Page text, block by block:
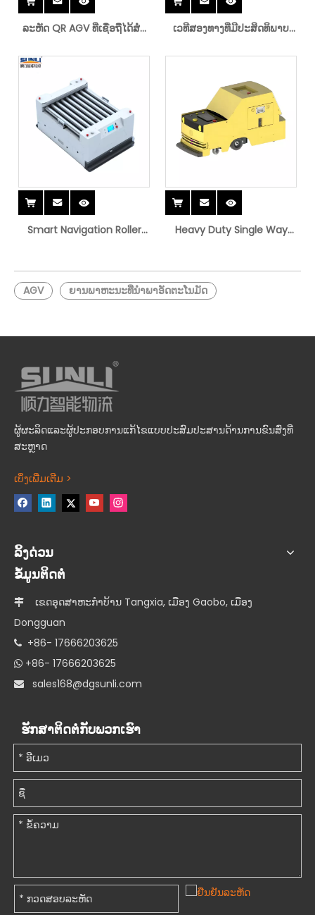
ລະຫັດ QR AGV ທີ່ເຊື່ອຖືໄດ້ສໍາ
ເວທີສອງທາງທີ່ມີປະສິດທິພາບ
Smart Navigation Roller
Heavy Duty Single Way
AGV ຍານພາຫະນະທີ່ນໍາພາອັດຕະໂນມັດ
ຜູ້ຜະລິດແລະຜູ້ປະກອບການແກ້ໄຂແບບປະສົມປະສານດ້ານການຂົນສົ່ງທີ່
ສະຫຼາດ
ເບິ່ງເພີ່ມເຕີມ >
ລິ້ງດ່ວນ
ຂໍ້ມູນຕິດຕໍ່

ເຂດອຸດສາຫະກຳບ້ານ Tangxia, ເມືອງ Gaobo, ເມືອງ
Dongguan
 +86- 17666203625
 +86- 17666203625
 sales168@dgsunli.com
ຮັກສາຕິດຕໍ່ກັບພວກເຮົາ